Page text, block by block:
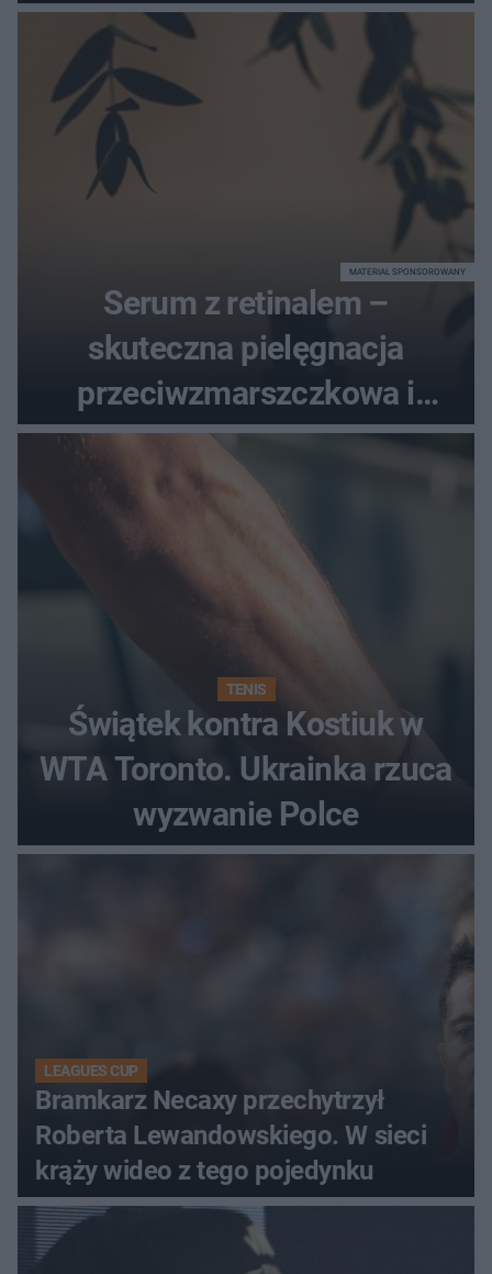
Serum z retinalem –
skuteczna pielęgnacja
przeciwzmarszczkowa i
regenerująca
MATERIAŁ SPONSOROWANY
TENIS
Świątek kontra Kostiuk w
WTA Toronto. Ukrainka rzuca
wyzwanie Polce
LEAGUES CUP
Bramkarz Necaxy przechytrzył
Roberta Lewandowskiego. W sieci
krąży wideo z tego pojedynku